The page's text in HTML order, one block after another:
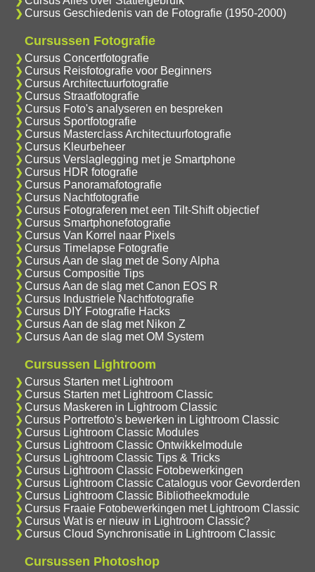
Cursus Geschiedenis van de Fotografie (1950-2000)
Cursussen Fotografie
Cursus Concertfotografie
Cursus Reisfotografie voor Beginners
Cursus Architectuurfotografie
Cursus Straatfotografie
Cursus Foto's analyseren en bespreken
Cursus Sportfotografie
Cursus Masterclass Architectuurfotografie
Cursus Kleurbeheer
Cursus Verslaglegging met je Smartphone
Cursus HDR fotografie
Cursus Panoramafotografie
Cursus Nachtfotografie
Cursus Fotograferen met een Tilt-Shift objectief
Cursus Smartphonefotografie
Cursus Van Korrel naar Pixels
Cursus Timelapse Fotografie
Cursus Aan de slag met de Sony Alpha
Cursus Compositie Tips
Cursus Aan de slag met Canon EOS R
Cursus Industriele Nachtfotografie
Cursus DIY Fotografie Hacks
Cursus Aan de slag met Nikon Z
Cursus Aan de slag met OM System
Cursussen Lightroom
Cursus Starten met Lightroom
Cursus Starten met Lightroom Classic
Cursus Maskeren in Lightroom Classic
Cursus Portretfoto's bewerken in Lightroom Classic
Cursus Lightroom Classic Modules
Cursus Lightroom Classic Ontwikkelmodule
Cursus Lightroom Classic Tips & Tricks
Cursus Lightroom Classic Fotobewerkingen
Cursus Lightroom Classic Catalogus voor Gevorderden
Cursus Lightroom Classic Bibliotheekmodule
Cursus Fraaie Fotobewerkingen met Lightroom Classic
Cursus Wat is er nieuw in Lightroom Classic?
Cursus Cloud Synchronisatie in Lightroom Classic
Cursussen Photoshop